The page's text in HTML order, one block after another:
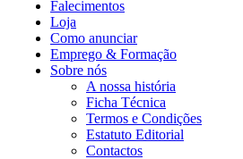
Falecimentos
Loja
Como anunciar
Emprego & Formação
Sobre nós
A nossa história
Ficha Técnica
Termos e Condições
Estatuto Editorial
Contactos